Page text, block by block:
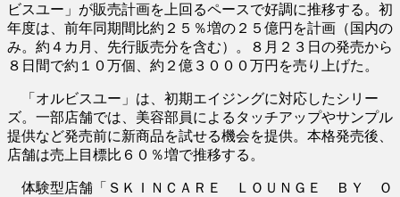
ビスユー」が販売計画を上回るペースで好調に推移する。初
年度は、前年同期間比約２５％増の２５億円を計画（国内の
み。約４カ月、先行販売分を含む）。８月２３日の発売から
８日間で約１０万個、約２億３０００万円を売り上げた。
「オルビスユー」は、初期エイジングに対応したシリー
ズ。一部店舗では、美容部員によるタッチアップやサンプル
提供など発売前に新商品を試せる機会を提供。本格発売後、
店舗は売上目標比６０％増で推移する。
体験型店舗「ＳＫＩＮＣＡＲＥ ＬＯＵＮＧＥ ＢＹ Ｏ